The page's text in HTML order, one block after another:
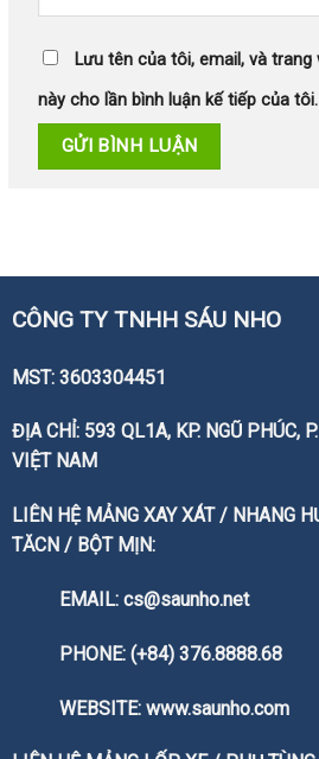
Lưu tên của tôi, email, và
này cho lần bình luận kế tiếp của tôi.
CÔNG TY TNHH SÁU NHO
MST: 3603304451
ĐỊA CHỈ: 593 QL1A, KP. NGŨ PHÚC,
VIỆT NAM
LIÊN HỆ MẢNG XAY XÁT / NHANG
TĂCN / BỘT MỊN:
EMAIL: cs@saunho.net
PHONE: (+84) 376.8888.68
WEBSITE: www.saunho.com